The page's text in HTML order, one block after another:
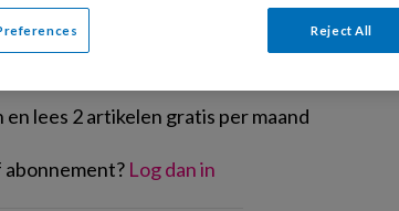
lezen?
lees 2 artikelen gratis per maand
Log dan in
Reject All